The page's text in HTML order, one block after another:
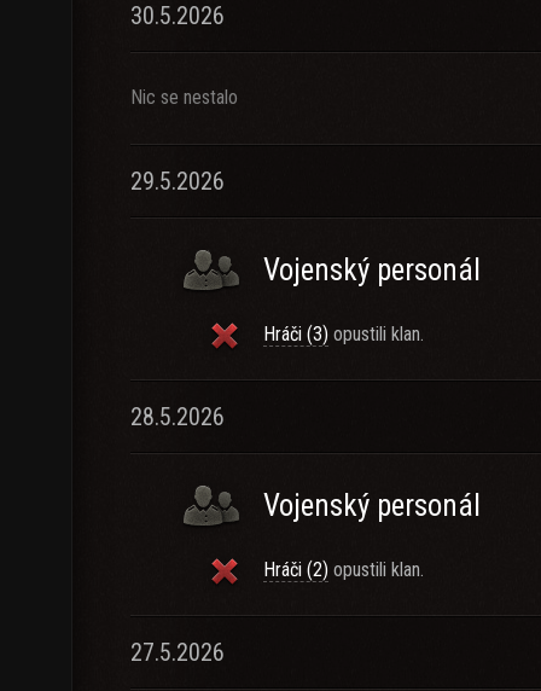
30.5.2026
Nic se nestalo
29.5.2026
Vojenský personál
Hráči (3) opustili klan.
28.5.2026
Vojenský personál
Hráči (2) opustili klan.
27.5.2026